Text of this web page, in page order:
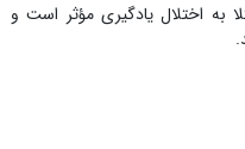
به اختلال یادگیری مؤثر است و